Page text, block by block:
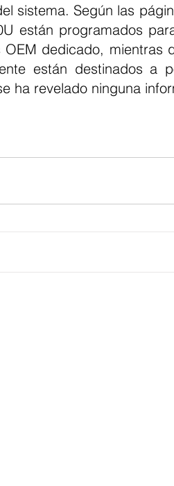
sistema. Según las
están programados
OEM dedicado, mientras
están destinados a
ha revelado ninguna